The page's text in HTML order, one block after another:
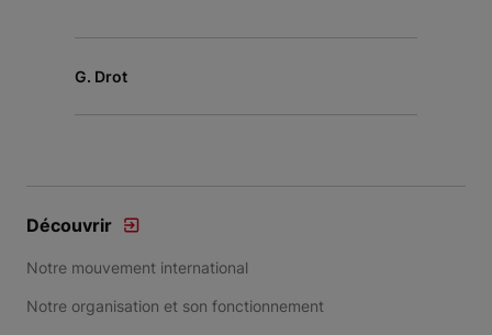
G. Drot
Découvrir
Notre mouvement international
Notre organisation et son fonctionnement